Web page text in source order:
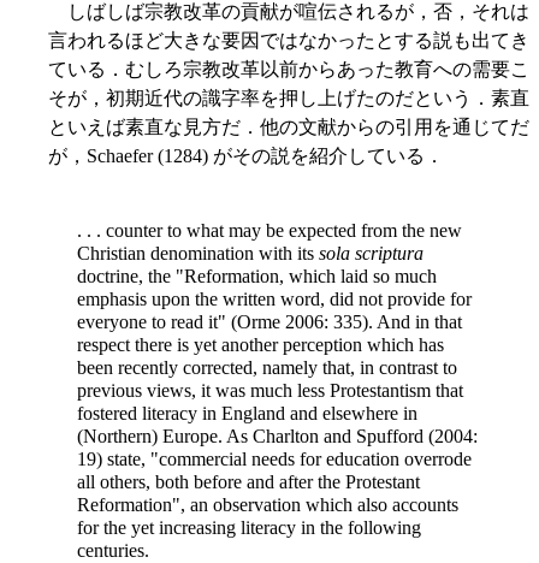
しばしば宗教改革の貢献が喧伝されるが，否，それは
言われるほど大きな要因ではなかったとする説も出てき
ている．むしろ宗教改革以前からあった教育への需要こ
そが，初期近代の識字率を押し上げたのだという．素直
といえば素直な見方だ．他の文献からの引用を通じてだ
が，Schaefer (1284) がその説を紹介している．
. . . counter to what may be expected from the new
Christian denomination with its sola scriptura
doctrine, the "Reformation, which laid so much
emphasis upon the written word, did not provide for
everyone to read it" (Orme 2006: 335). And in that
respect there is yet another perception which has
been recently corrected, namely that, in contrast to
previous views, it was much less Protestantism that
fostered literacy in England and elsewhere in
(Northern) Europe. As Charlton and Spufford (2004:
19) state, "commercial needs for education overrode
all others, both before and after the Protestant
Reformation", an observation which also accounts
for the yet increasing literacy in the following
centuries.